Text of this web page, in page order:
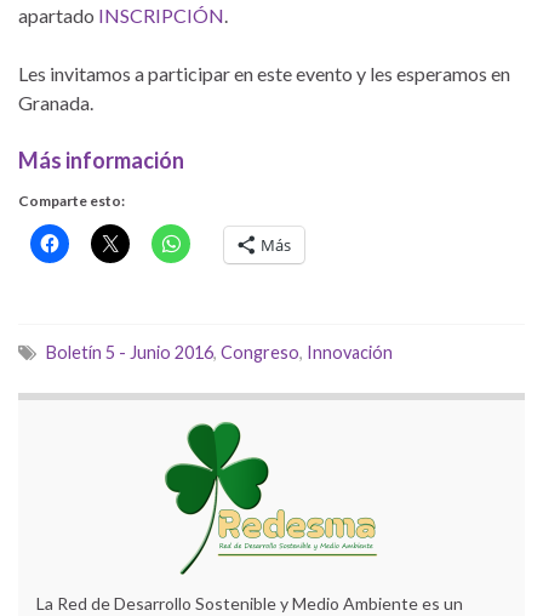
apartado INSCRIPCIÓN.
Les invitamos a participar en este evento y les esperamos en
Granada.
Más información
Comparte esto:
Más
Boletín 5 - Junio 2016, Congreso, Innovación
La Red de Desarrollo Sostenible y Medio Ambiente es un